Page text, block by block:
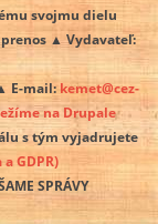
svojmu dielu
▲ Vydavateľ:
E-mail: kemet@cez-
na Drupale
s tým vyjadrujete
GDPR)
SPRÁVY